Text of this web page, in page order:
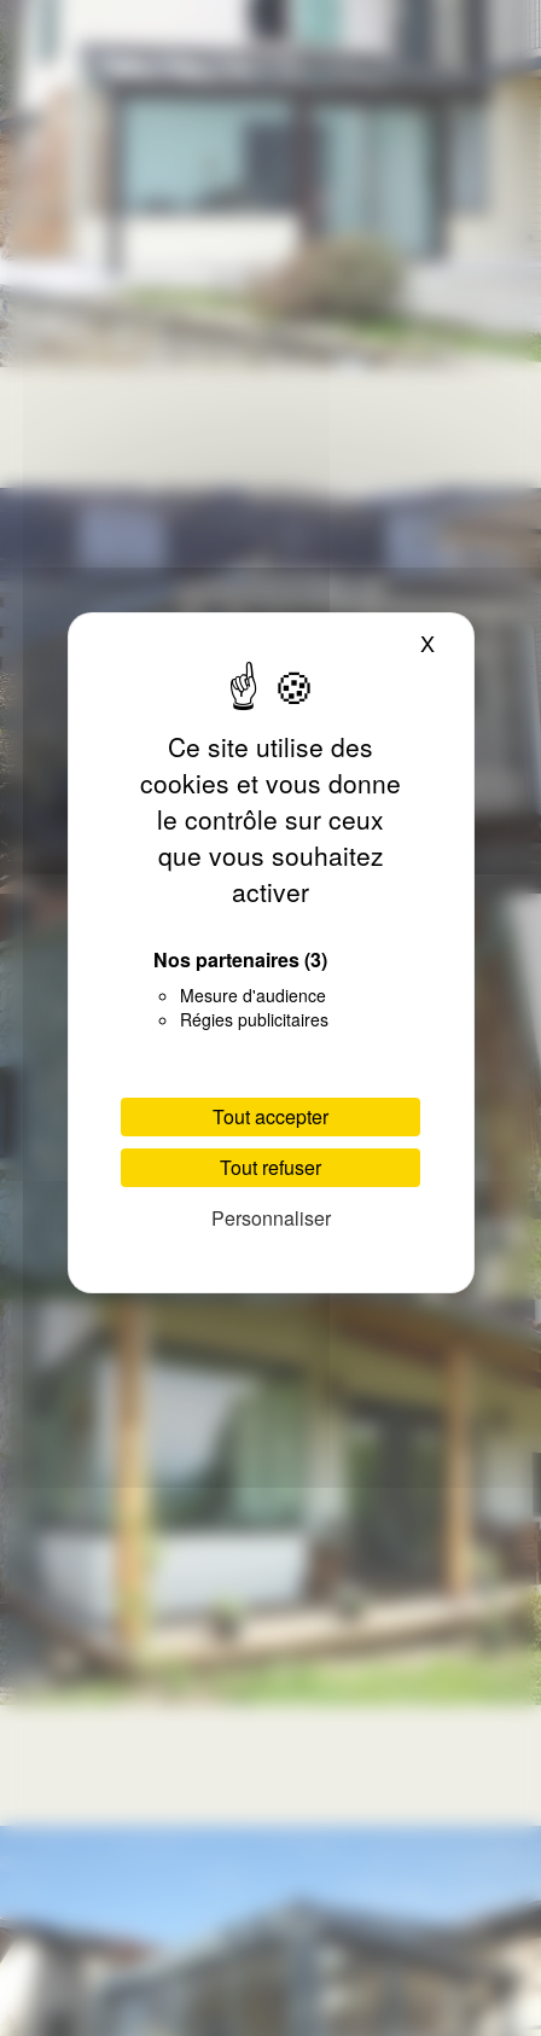
Ce site utilise des
cookies et vous donne
le contrôle sur ceux
que vous souhaitez
activer
Nos partenaires(3)
Mesure d'audience
Régies publicitaires
Tout accepter
Tout refuser
Personnaliser
XMasquer